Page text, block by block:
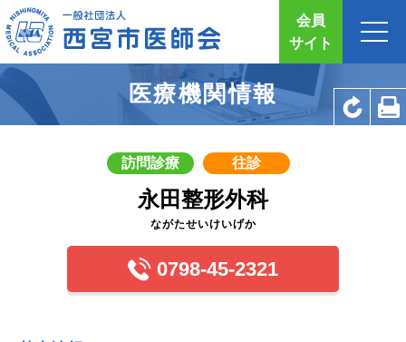
会員
サイト
医療機関情報
訪問診療 往診
永田整形外科
ながたせいけいげか
0798-45-2321